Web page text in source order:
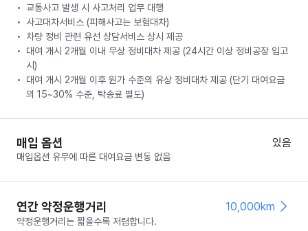
교통사고 발생 시 사고처리 업무 대행
사고대차서비스 (피해사고는 보험대차)
차량 정비 관련 유선 상담서비스 상시 제공
대여 개시 2개월 이내 무상 정비대차 제공 (24시간 이상 정비공장 입고
시)
대여 개시 2개월 이후 원가 수준의 유상 정비대차 제공 (단기 대여요금
의 15~30% 수준, 탁송료 별도)
매입 옵션 있음
매입옵션 유무에 따른 대여요금 변동 없음
연간 약정운행거리 10,000km
약정운행거리는 짧을수록 저렴합니다.